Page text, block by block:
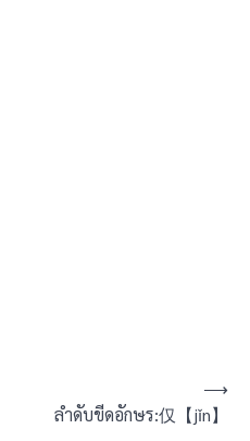
ลำดับขีดอักษร:仅【jǐn】
⟶